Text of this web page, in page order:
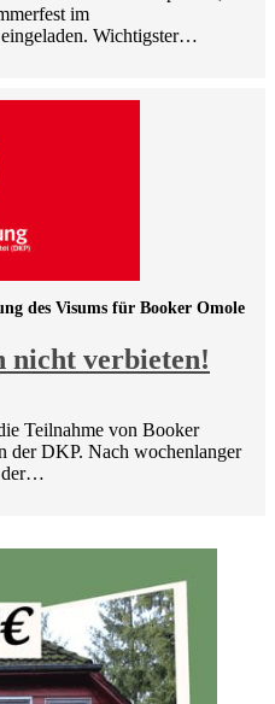
im
Wichtigster…
nicht verbieten!
des Visums für Booker Omole
Teilnahme von Booker
der DKP. Nach wochenlanger
der…